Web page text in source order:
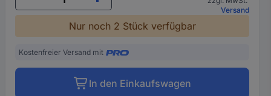
Versand
Nur noch 2 Stück verfügbar
Kostenfreier Versand mit
In den Einkaufswagen